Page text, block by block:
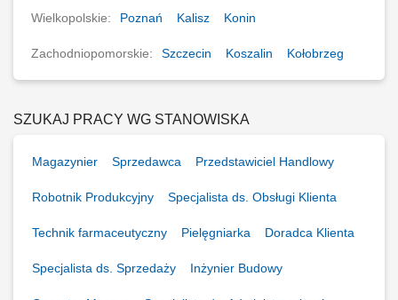
Wielkopolskie: Poznań Kalisz Konin
Zachodniopomorskie: Szczecin Koszalin Kołobrzeg
SZUKAJ PRACY WG STANOWISKA
Magazynier Sprzedawca Przedstawiciel Handlowy
Robotnik Produkcyjny Specjalista ds. Obsługi Klienta
Technik farmaceutyczny Pielęgniarka Doradca Klienta
Specjalista ds. Sprzedaży Inżynier Budowy